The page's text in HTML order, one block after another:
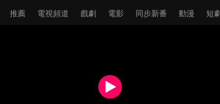
推薦 電視頻道 戲劇 電影 同步新番 動漫 短